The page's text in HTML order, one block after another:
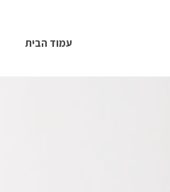
עמוד הבית